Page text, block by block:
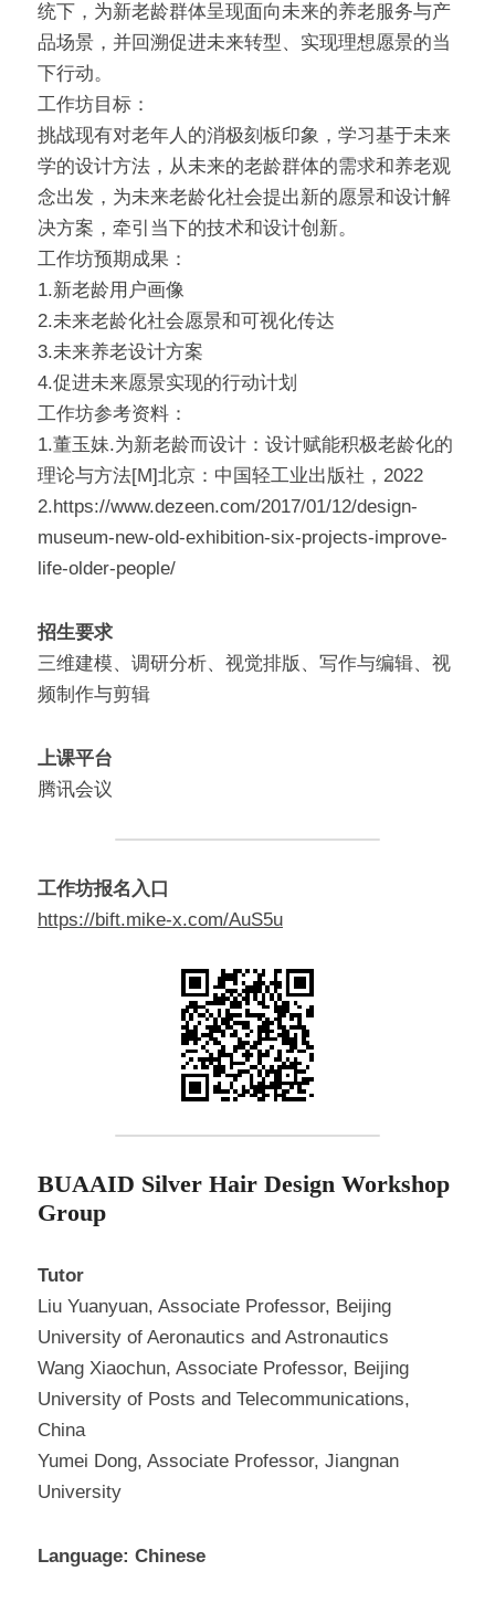
统下，为新老龄群体呈现面向未来的养老服务与产
品场景，并回溯促进未来转型、实现理想愿景的当
下行动。
工作坊目标：
挑战现有对老年人的消极刻板印象，学习基于未来
学的设计方法，从未来的老龄群体的需求和养老观
念出发，为未来老龄化社会提出新的愿景和设计解
决方案，牵引当下的技术和设计创新。
工作坊预期成果：
1.新老龄用户画像
2.未来老龄化社会愿景和可视化传达
3.未来养老设计方案
4.促进未来愿景实现的行动计划
工作坊参考资料：
1.董玉妹.为新老龄而设计：设计赋能积极老龄化的
理论与方法[M]北京：中国轻工业出版社，2022
2.https://www.dezeen.com/2017/01/12/design-
museum-new-old-exhibition-six-projects-improve-
life-older-people/
招生要求
三维建模、调研分析、视觉排版、写作与编辑、视
频制作与剪辑
上课平台
腾讯会议
工作坊报名入口
https://bift.mike-x.com/AuS5u​
BUAAID Silver Hair Design Workshop
Group​
Tutor
Liu Yuanyuan, Associate Professor, Beijing
University of Aeronautics and Astronautics
Wang Xiaochun, Associate Professor, Beijing
University of Posts and Telecommunications,
China
Yumei Dong, Associate Professor, Jiangnan
University
Language: Chinese